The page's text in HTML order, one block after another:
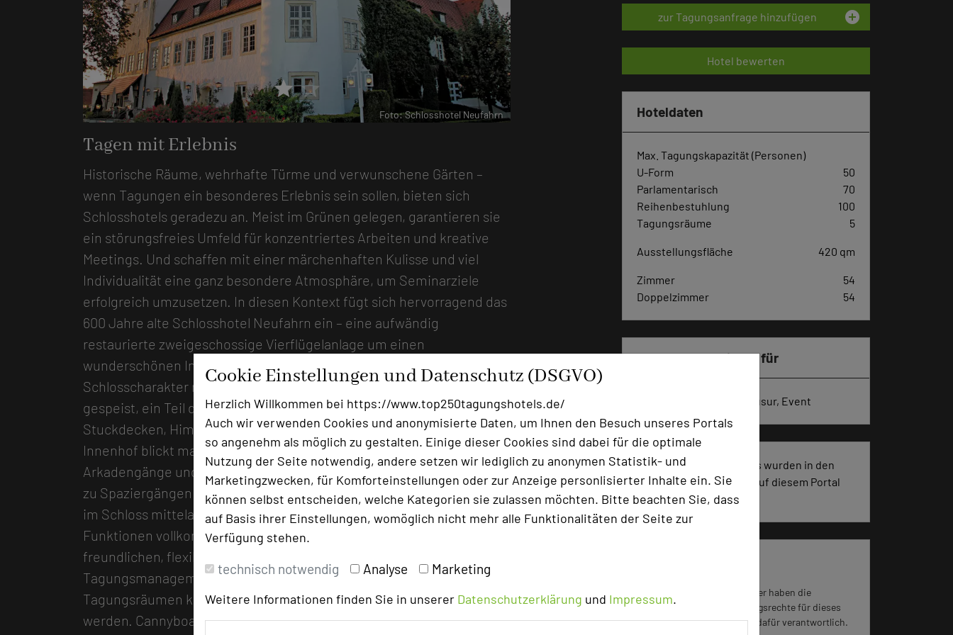
Cookie Einstellungen und Datenschutz (DSGVO)
Herzlich Willkommen bei https://www.top250tagungshotels.de/
Auch wir verwenden Cookies und anonymisierte Daten, um Ihnen den Besuch unseres Portals
so angenehm als möglich zu gestalten. Einige dieser Cookies sind dabei für die optimale
Nutzung der Seite notwendig, andere setzen wir lediglich zu anonymen Statistik- und
Marketingzwecken, für Komforteinstellungen oder zur Anzeige personlisierter Inhalte ein. Sie
können selbst entscheiden, welche Kategorien sie zulassen möchten. Bitte beachten Sie, dass
auf Basis ihrer Einstellungen, womöglich nicht mehr alle Funktionalitäten der Seite zur
Verfügung stehen.
technisch notwendig Analyse Marketing
Weitere Informationen finden Sie in unserer Datenschutzerklärung und Impressum.
starstar
Foto: Schlosshotel Neufahrn Foto: Schlosshotel Neufahrn
Tagen mit Erlebnis
Historische Räume, wehrhafte Türme und verwunschene Gärten –
wenn Tagungen ein besonderes Erlebnis sein sollen, bieten sich
Schlosshotels geradezu an. Meist im Grünen gelegen, garantieren sie
ein störungsfreies Umfeld für konzentriertes Arbeiten und kreative
Meetings. Und schaffen mit einer märchenhaften Kulisse und viel
Individualität eine ganz besondere Atmosphäre, um Seminarziele
erfolgreich umzusetzen. In diesen Kontext fügt sich hervorragend das
600 Jahre alte Schlosshotel Neufahrn ein – eine aufwändig
restaurierte zweigeschossige Vierflügelanlage um einen
wunderschönen Innenhof in der Nähe von Landshut. Hier ist der
Schlosscharakter richtiggehend Kult: In historischen Gewölben wird
gespeist, ein Teil der Hotelzimmer beeindruckt mit antiken
Stuckdecken, Himmelbetten und historischer Einrichtung, vom
Innenhof blickt man auf rundum laufende mittelalterliche
Arkadengänge und der neu gestaltete romantische Schlossgarten lädt
zu Spaziergängen und Teamaktivitäten im Freien ein. Während vieles
im Schloss mittelalterlich bleiben darf, ist das Anwesen in seinen
Funktionen vollkommen modernisiert und punktet mit einem überaus
freundlichen, flexiblen Service-Team und einem professionellen
Tagungsmanagement. In fünf repräsentativen historischen
Tagungsräumen kann auf dem neuesten Stand der Technik gearbeitet
werden. Cannyboards mit großem Multitouch-Display führen
zur Tagungsanfrage hinzufügen add_circle
Hotel bewerten
Hoteldaten
Max. Tagungskapazität (Personen)
U-Form
50
Parlamentarisch
70
Reihenbestuhlung
100
Tagungsräume
5
Ausstellungsfläche 420 qm
Zimmer
54
Doppelzimmer
54
Besonders geeignet für
Seminar, Konferenz, Klausur, Event
1197 Seiten dieses Hotels wurden in den
vergangenen 30 Tagen auf diesem Portal
aufgerufen.
Für die Verwendung der Bilder haben die
jeweiligen Hotels die Nutzungsrechte für dieses
Portal eingeräumt und sind dafür verantwortlich.